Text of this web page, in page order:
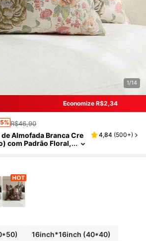
1/14
Economize R$2,34
R$46,90
Almofada Branca Cre
com Padrão Floral,
Diária, Sofá, Cama,
de Feriados, Pri
Inverno, Uso em Todas
da Flor Aleatória)
4,84 (500+)
16inch*16inch (40*40)